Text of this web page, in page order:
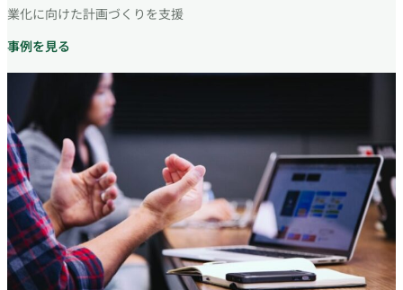
業化に向けた計画づくりを支援
事例を見る